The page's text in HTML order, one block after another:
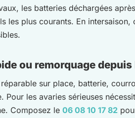
les batteries déchargées
les plus courants. En
ou remorquage
sur place, batterie,
Pour les avaries sérieuses
Composez le 06 08 10 17 82